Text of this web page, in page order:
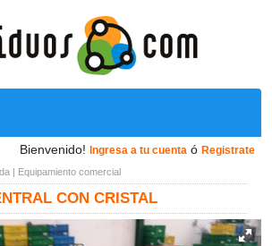
Bienvenido! Ingresa a tu cuenta ó Registrate
| Equipamiento comercial
CON CRISTAL